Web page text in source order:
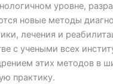
уровне,
новые методы
лечения и
с учеными всех
этих методов в
практику.